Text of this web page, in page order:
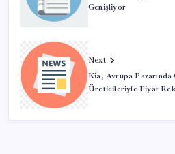
Genişliyor
Next
Kia, Avrupa
Üreticileriyle Fiyat